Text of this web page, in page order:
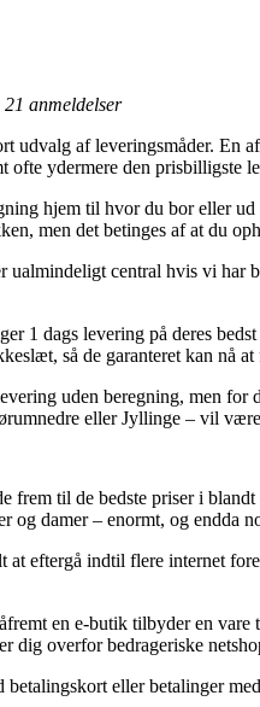
21 anmeldelser
udvalg af leveringsmåder. En
ofte ydermere den
hjem til hvor du bor eller
men det betinges af at du
ualmindeligt central hvis vi
1 dags levering på deres
så de garanteret kan nå
uden beregning, men
eller Jyllinge – vil
til de bedste priser i
og damer – enormt, og endda
eftergå indtil flere internet
en e-butik tilbyder en
dig overfor bedrageriske
betalingskort eller betalinger